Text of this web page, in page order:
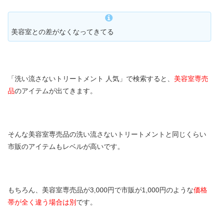
美容室との差がなくなってきてる
「洗い流さないトリートメント 人気」で検索すると、 美容室専売
品のアイテムが出てきます。
そんな美容室専売品の洗い流さないトリートメントと同じくらい
市販のアイテムもレベルが高いです。
もちろん、美容室専売品が3,000円で市販が1,000円のような価格
帯が全く違う場合は別 です。